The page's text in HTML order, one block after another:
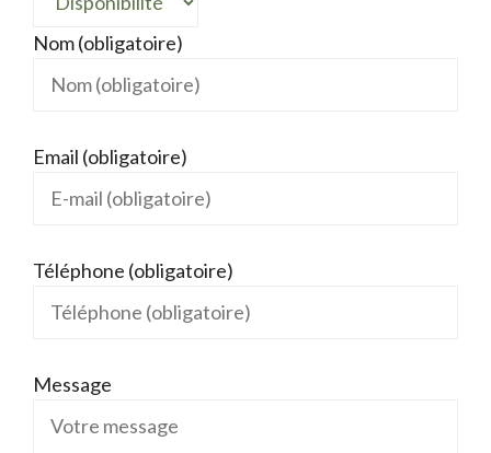
Nom (obligatoire)
Email (obligatoire)
Téléphone (obligatoire)
Message